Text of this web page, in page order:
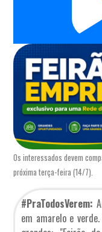
Os interessados devem
próxima terça-feira (14/7).
#PraTodosVerem:
em amarelo e